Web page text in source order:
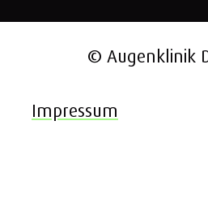
© Augenklinik
Impressum